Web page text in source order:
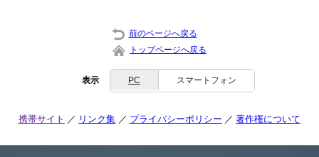
前のページへ戻る
トップページへ戻る
表示 PC スマートフォン
携帯サイト リンク集 プライバシーポリシー 著作権について